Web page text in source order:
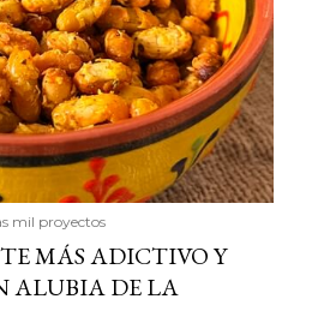
mil proyectos
MÁS ADICTIVO Y
ALUBIA DE LA